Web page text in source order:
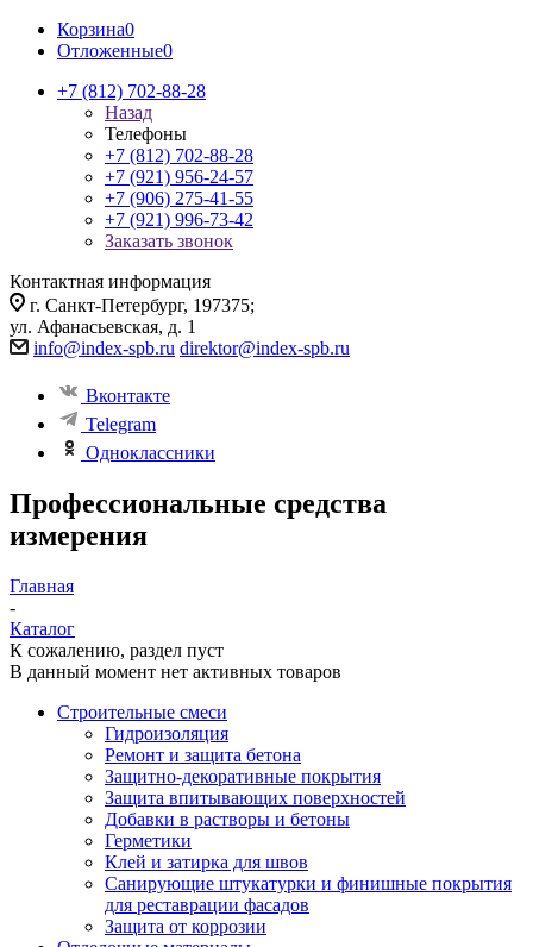
Корзина0
Отложенные0
+7 (812) 702-88-28
Назад
Телефоны
+7 (812) 702-88-28
+7 (921) 956-24-57
+7 (906) 275-41-55
+7 (921) 996-73-42
Заказать звонок
Контактная информация
г. Санкт-Петербург, 197375;
ул. Афанасьевская, д. 1
info@index-spb.ru direktor@index-spb.ru
Вконтакте
Telegram
Одноклассники
Профессиональные средства
измерения
Главная
-
Каталог
К сожалению, раздел пуст
В данный момент нет активных товаров
Строительные смеси
Гидроизоляция
Ремонт и защита бетона
Защитно-декоративные покрытия
Защита впитывающих поверхностей
Добавки в растворы и бетоны
Герметики
Клей и затирка для швов
Санирующие штукатурки и финишные покрытия
для реставрации фасадов
Защита от коррозии